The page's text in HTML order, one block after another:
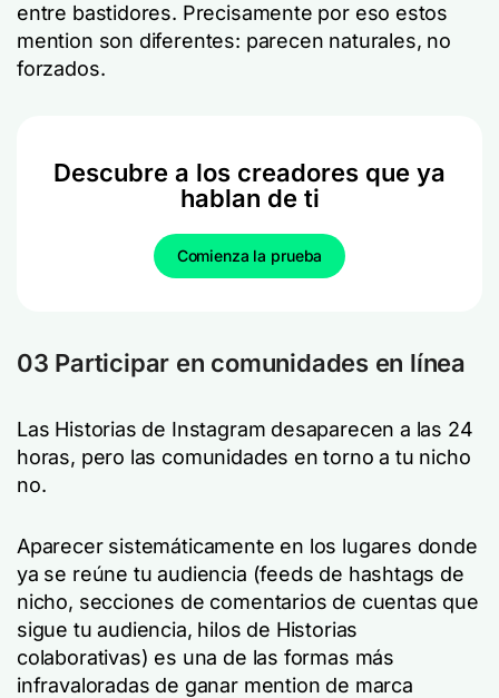
entre bastidores. Precisamente por eso estos
mention son diferentes: parecen naturales, no
forzados.
Descubre a los creadores que ya
hablan de ti
Comienza la prueba
03 Participar en comunidades en línea
Las Historias de Instagram desaparecen a las 24
horas, pero las comunidades en torno a tu nicho
no.
Aparecer sistemáticamente en los lugares donde
ya se reúne tu audiencia (feeds de hashtags de
nicho, secciones de comentarios de cuentas que
sigue tu audiencia, hilos de Historias
colaborativas) es una de las formas más
infravaloradas de ganar mention de marca